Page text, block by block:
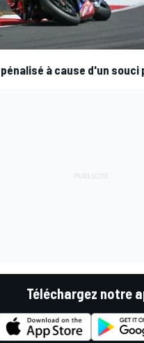
à cause d'un souci
Téléchargez notre